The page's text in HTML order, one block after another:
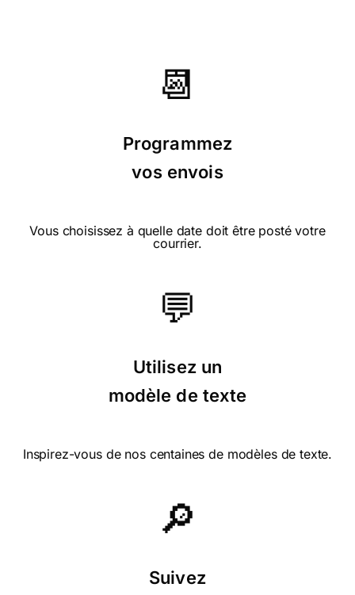
⭐⭐⭐⭐⭐ le 19/11/20 : Vraiment plus
vraie que nature!
⭐⭐⭐⭐⭐ le 16/11/20 : c est juste parfait
merci
📆
Programmez
vos envois
Vous choisissez à quelle date doit être posté votre
courrier.
💬
Utilisez un
modèle de texte
Inspirez-vous de nos centaines de modèles de texte.
🔎
Suivez